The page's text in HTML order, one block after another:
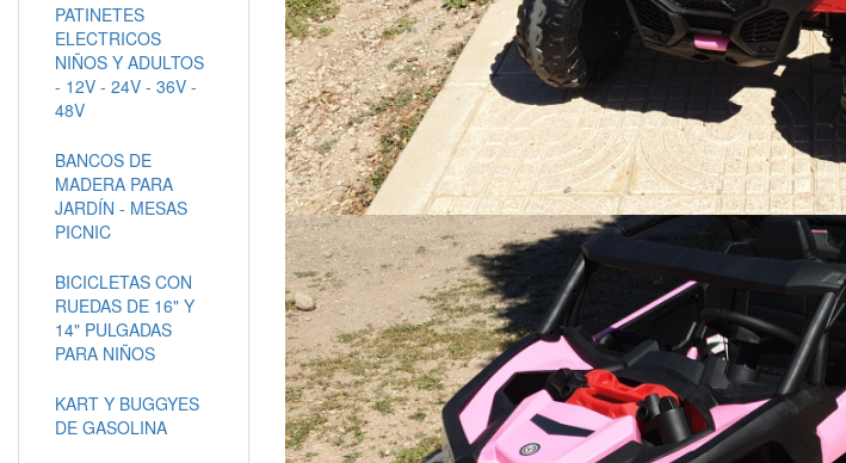
PATINETES
ELECTRICOS
NIÑOS Y ADULTOS
- 12V - 24V - 36V -
48V
BANCOS DE
MADERA PARA
JARDÍN - MESAS
PICNIC
BICICLETAS CON
RUEDAS DE 16" Y
14" PULGADAS
PARA NIÑOS
KART Y BUGGYES
DE GASOLINA